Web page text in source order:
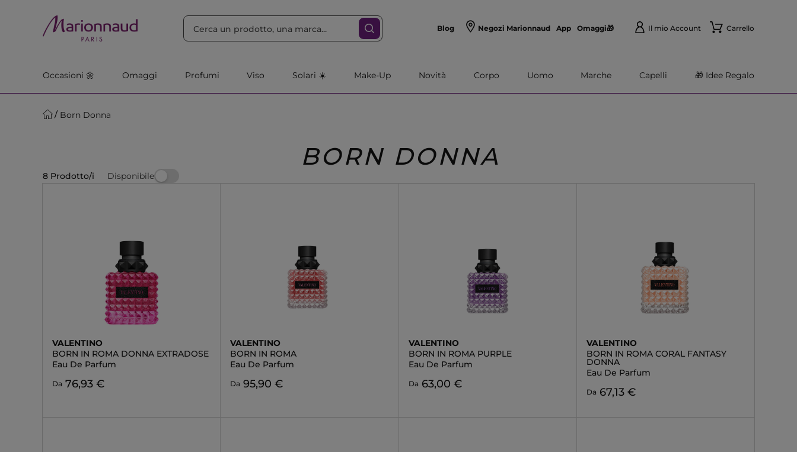
Blog Negozi Marionnaud App Omaggi🎁 Il mio Account Carrello
Occasioni 🌼 Omaggi Profumi Viso Solari ☀️ Make-Up Novità Corpo Uomo Marche Capelli 🎁 Idee Regalo
Born Donna
BORN DONNA
8 Prodotto/i Disponibile
VALENTINO
BORN IN ROMA DONNA EXTRADOSE
Eau De Parfum
Da 76,93 €
VALENTINO
BORN IN ROMA
Eau De Parfum
Da 95,90 €
VALENTINO
BORN IN ROMA PURPLE
Eau De Parfum
Da 63,00 €
VALENTINO
BORN IN ROMA CORAL FANTASY
DONNA
Eau De Parfum
Da 67,13 €